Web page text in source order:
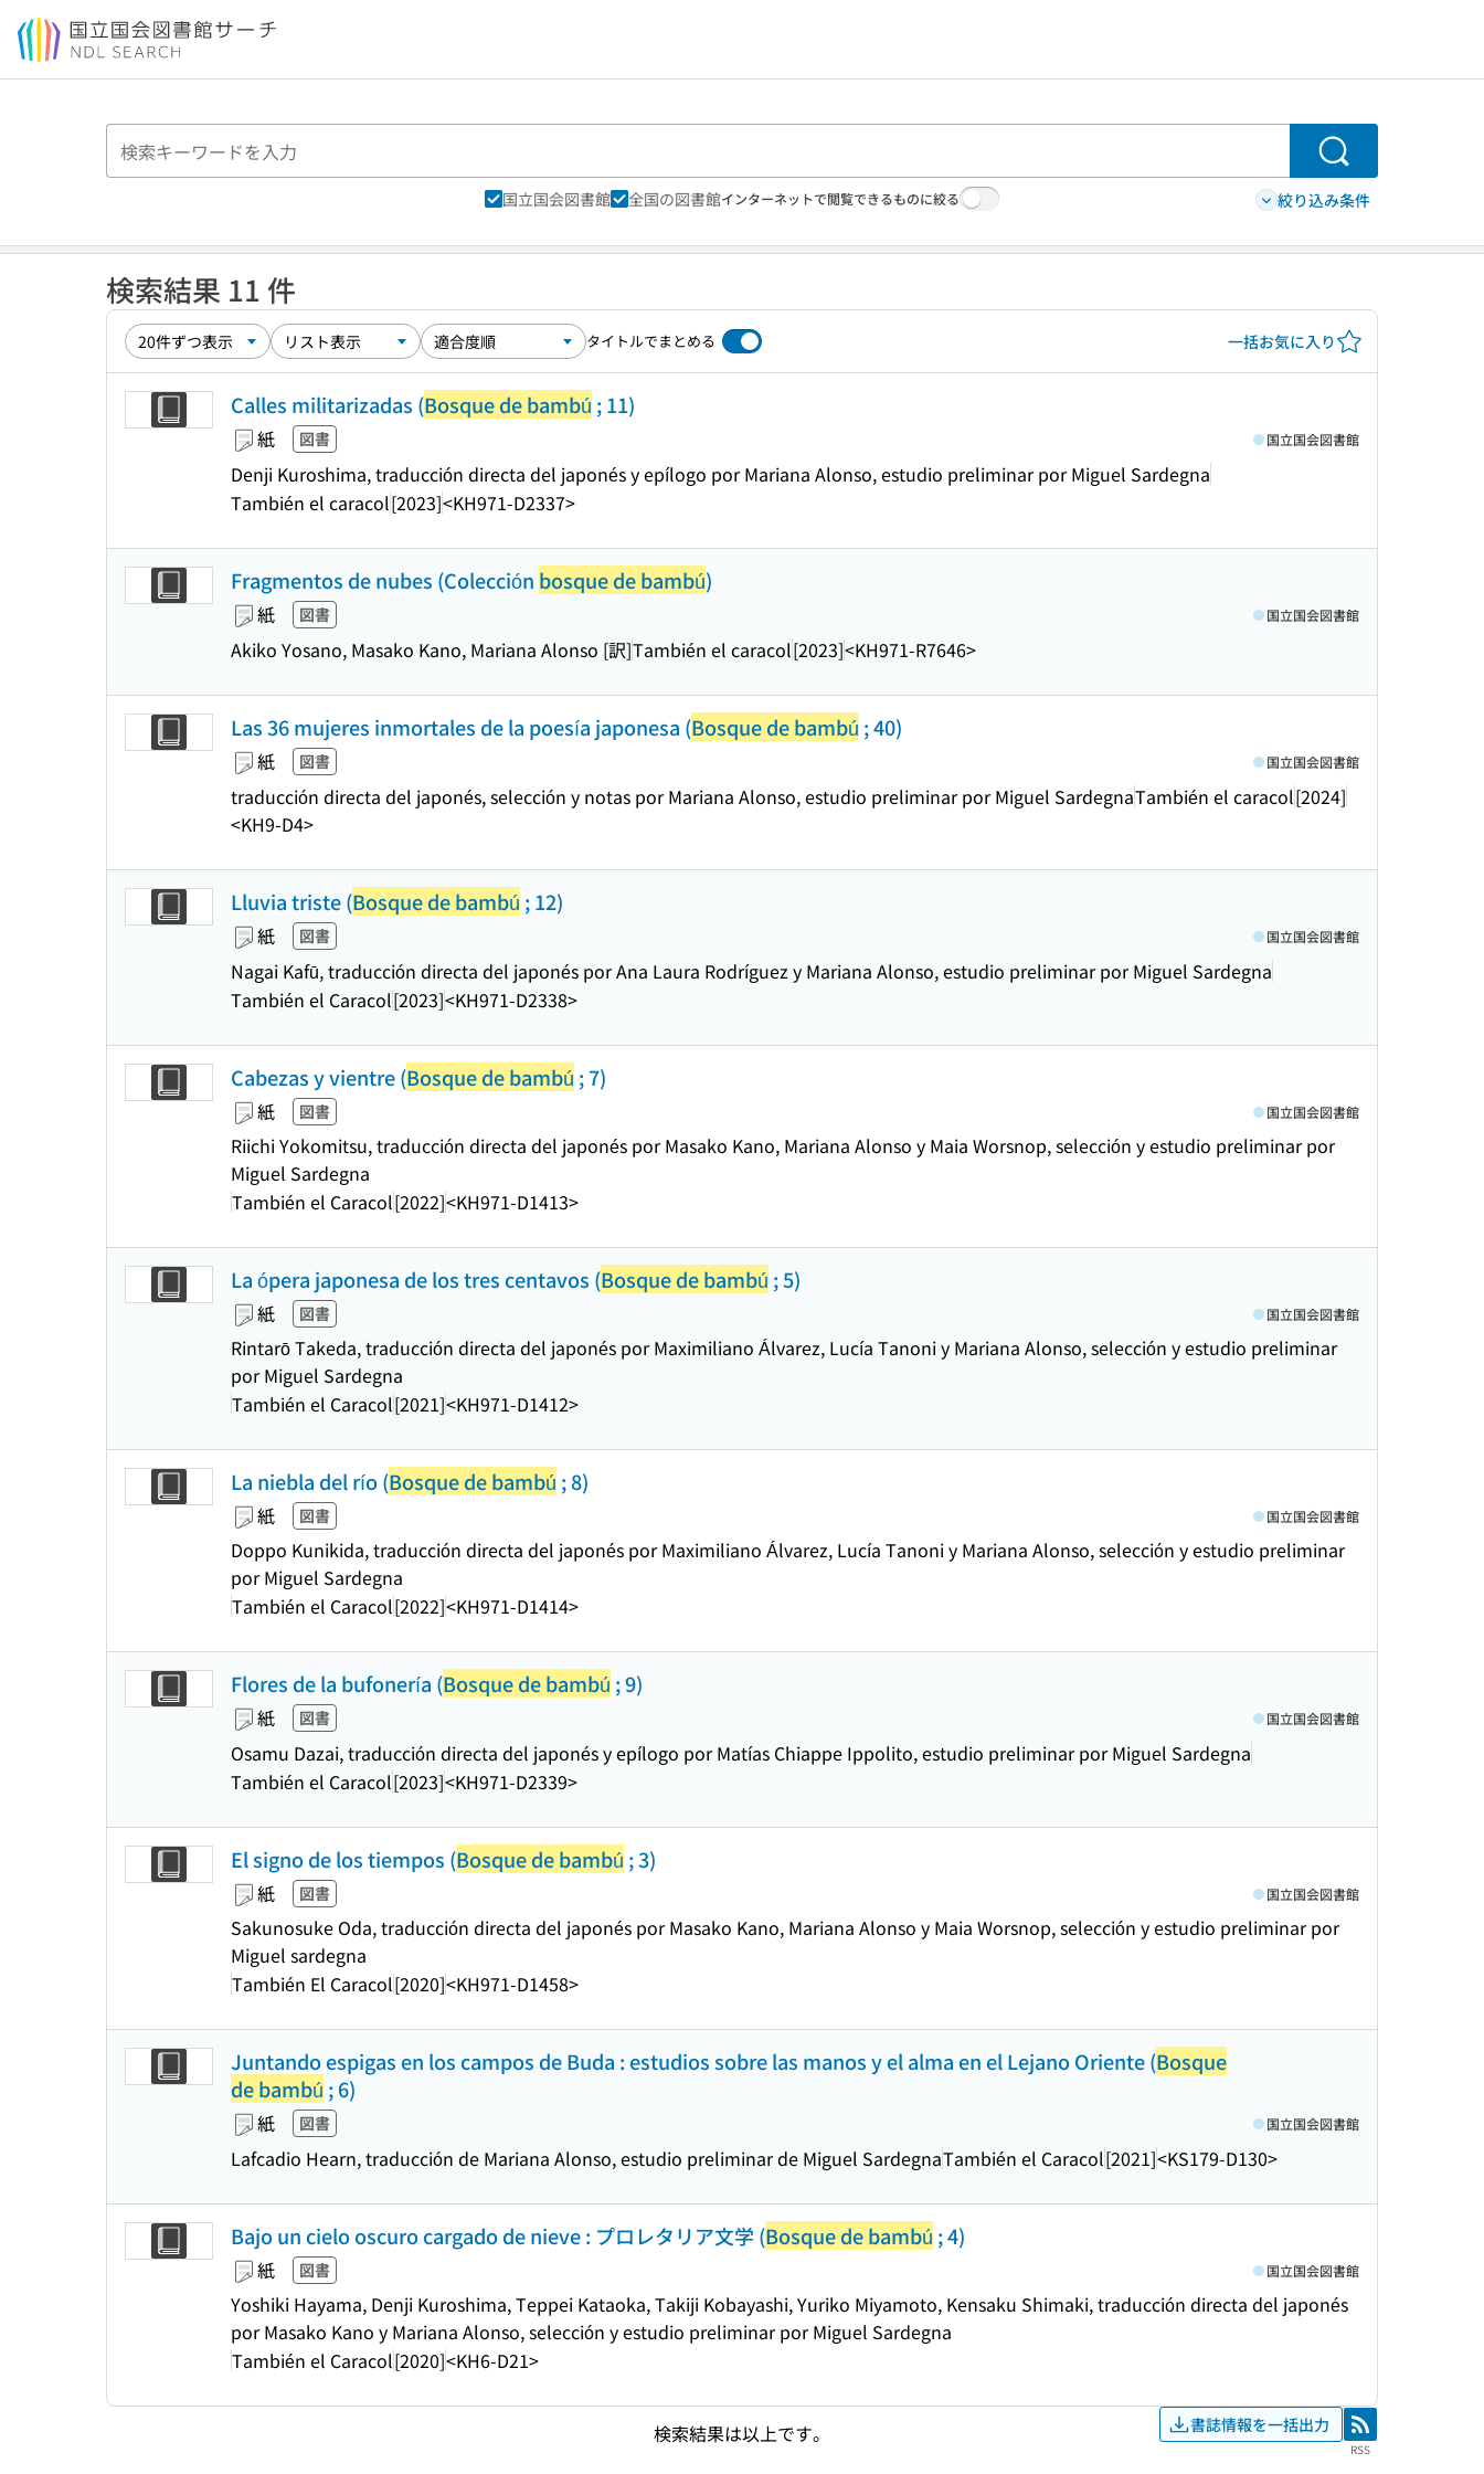
本文へ移動
検索
国立国会図書館 全国の図書館インターネットで閲覧できるものに絞る 絞り込み条件
検索結果 11 件
タイトルでまとめる 一括お気に入り
Calles militarizadas (Bosque de bambú ; 11)
紙 図書
Denji Kuroshima, traducción directa del japonés y epílogo por Mariana Alonso, estudio preliminar por Miguel Sardegna
También el caracol[2023]<KH971-D2337>
国立国会図書館
Fragmentos de nubes (Colección bosque de bambú)
紙 図書
Akiko Yosano, Masako Kano, Mariana Alonso [訳]También el caracol[2023]<KH971-R7646>
国立国会図書館
Las 36 mujeres inmortales de la poesía japonesa (Bosque de bambú ; 40)
紙 図書
traducción directa del japonés, selección y notas por Mariana Alonso, estudio preliminar por Miguel SardegnaTambién el caracol[2024]
<KH9-D4>
国立国会図書館
Lluvia triste (Bosque de bambú ; 12)
紙 図書
Nagai Kafū, traducción directa del japonés por Ana Laura Rodríguez y Mariana Alonso, estudio preliminar por Miguel Sardegna
También el Caracol[2023]<KH971-D2338>
国立国会図書館
Cabezas y vientre (Bosque de bambú ; 7)
紙 図書
Riichi Yokomitsu, traducción directa del japonés por Masako Kano, Mariana Alonso y Maia Worsnop, selección y estudio preliminar por
Miguel Sardegna
También el Caracol[2022]<KH971-D1413>
国立国会図書館
La ópera japonesa de los tres centavos (Bosque de bambú ; 5)
紙 図書
Rintarō Takeda, traducción directa del japonés por Maximiliano Álvarez, Lucía Tanoni y Mariana Alonso, selección y estudio preliminar
por Miguel Sardegna
También el Caracol[2021]<KH971-D1412>
国立国会図書館
La niebla del río (Bosque de bambú ; 8)
紙 図書
Doppo Kunikida, traducción directa del japonés por Maximiliano Álvarez, Lucía Tanoni y Mariana Alonso, selección y estudio preliminar
por Miguel Sardegna
También el Caracol[2022]<KH971-D1414>
国立国会図書館
Flores de la bufonería (Bosque de bambú ; 9)
紙 図書
Osamu Dazai, traducción directa del japonés y epílogo por Matías Chiappe Ippolito, estudio preliminar por Miguel Sardegna
También el Caracol[2023]<KH971-D2339>
国立国会図書館
El signo de los tiempos (Bosque de bambú ; 3)
紙 図書
Sakunosuke Oda, traducción directa del japonés por Masako Kano, Mariana Alonso y Maia Worsnop, selección y estudio preliminar por
Miguel sardegna
También El Caracol[2020]<KH971-D1458>
国立国会図書館
Juntando espigas en los campos de Buda : estudios sobre las manos y el alma en el Lejano Oriente (Bosque
de bambú ; 6)
紙 図書
Lafcadio Hearn, traducción de Mariana Alonso, estudio preliminar de Miguel SardegnaTambién el Caracol[2021]<KS179-D130>
国立国会図書館
Bajo un cielo oscuro cargado de nieve : プロレタリア文学 (Bosque de bambú ; 4)
紙 図書
Yoshiki Hayama, Denji Kuroshima, Teppei Kataoka, Takiji Kobayashi, Yuriko Miyamoto, Kensaku Shimaki, traducción directa del japonés
por Masako Kano y Mariana Alonso, selección y estudio preliminar por Miguel Sardegna
También el Caracol[2020]<KH6-D21>
国立国会図書館
検索結果は以上です。 書誌情報を一括出力 RSS
RSS